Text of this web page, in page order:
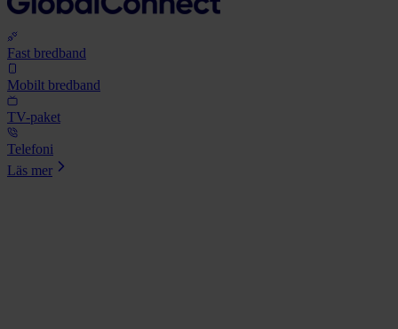
Fast bredband
Mobilt bredband
TV-paket
Telefoni
Läs mer